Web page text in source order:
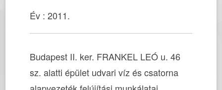
Év : 2011.
Budapest II. ker. FRANKEL LEÓ u. 46
sz. alatti épület udvari víz és csatorna